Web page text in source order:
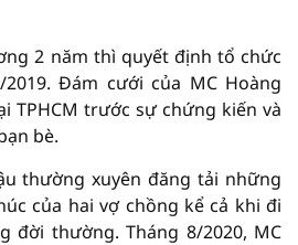
2 năm thì quyết định tổ chức
Đám cưới của MC Hoàng
TPHCM trước sự chứng kiến và
bè.
thường xuyên đăng tải những
của hai vợ chồng kể cả khi đi
đời thường. Tháng 8/2020, MC